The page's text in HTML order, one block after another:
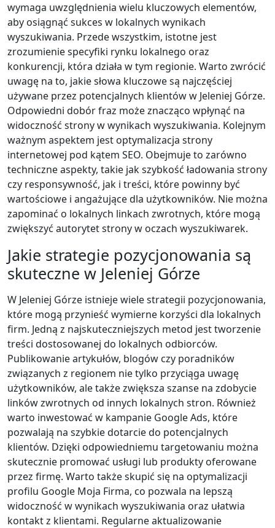
wymaga uwzględnienia wielu kluczowych elementów,
aby osiągnąć sukces w lokalnych wynikach
wyszukiwania. Przede wszystkim, istotne jest
zrozumienie specyfiki rynku lokalnego oraz
konkurencji, która działa w tym regionie. Warto zwrócić
uwagę na to, jakie słowa kluczowe są najczęściej
używane przez potencjalnych klientów w Jeleniej Górze.
Odpowiedni dobór fraz może znacząco wpłynąć na
widoczność strony w wynikach wyszukiwania. Kolejnym
ważnym aspektem jest optymalizacja strony
internetowej pod kątem SEO. Obejmuje to zarówno
techniczne aspekty, takie jak szybkość ładowania strony
czy responsywność, jak i treści, które powinny być
wartościowe i angażujące dla użytkowników. Nie można
zapominać o lokalnych linkach zwrotnych, które mogą
zwiększyć autorytet strony w oczach wyszukiwarek.
Jakie strategie pozycjonowania są
skuteczne w Jeleniej Górze
W Jeleniej Górze istnieje wiele strategii pozycjonowania,
które mogą przynieść wymierne korzyści dla lokalnych
firm. Jedną z najskuteczniejszych metod jest tworzenie
treści dostosowanej do lokalnych odbiorców.
Publikowanie artykułów, blogów czy poradników
związanych z regionem nie tylko przyciąga uwagę
użytkowników, ale także zwiększa szanse na zdobycie
linków zwrotnych od innych lokalnych stron. Również
warto inwestować w kampanie Google Ads, które
pozwalają na szybkie dotarcie do potencjalnych
klientów. Dzięki odpowiedniemu targetowaniu można
skutecznie promować usługi lub produkty oferowane
przez firmę. Warto także skupić się na optymalizacji
profilu Google Moja Firma, co pozwala na lepszą
widoczność w wynikach wyszukiwania oraz ułatwia
kontakt z klientami. Regularne aktualizowanie